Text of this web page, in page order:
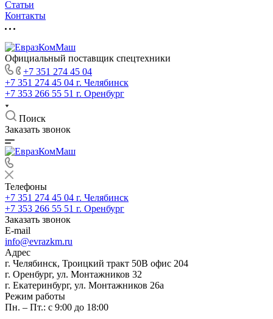
Статьи
Контакты
Официальный поставщик спецтехники
+7 351 274 45 04
+7 351 274 45 04 г. Челябинск
+7 353 266 55 51 г. Оренбург
Поиск
Заказать звонок
Телефоны
+7 351 274 45 04 г. Челябинск
+7 353 266 55 51 г. Оренбург
Заказать звонок
E-mail
info@evrazkm.ru
Адрес
г. Челябинск, Троицкий тракт 50В офис 204
г. Оренбург, ул. Монтажников 32
г. Екатеринбург, ул. Монтажников 26а
Режим работы
Пн. – Пт.: с 9:00 до 18:00